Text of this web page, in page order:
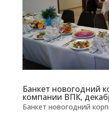
Банкет новогодний
компании ВПК,
Банкет новогодний